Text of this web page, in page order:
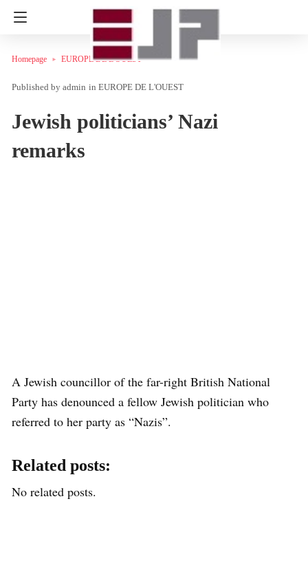
Homepage EUROPE DE L'OUEST
admin in EUROPE DE L'OUEST
Jewish politicians’ Nazi
remarks
A Jewish councillor of the far-right British National
Party has denounced a fellow Jewish politician who
referred to her party as “Nazis”.
Related posts:
No related posts.